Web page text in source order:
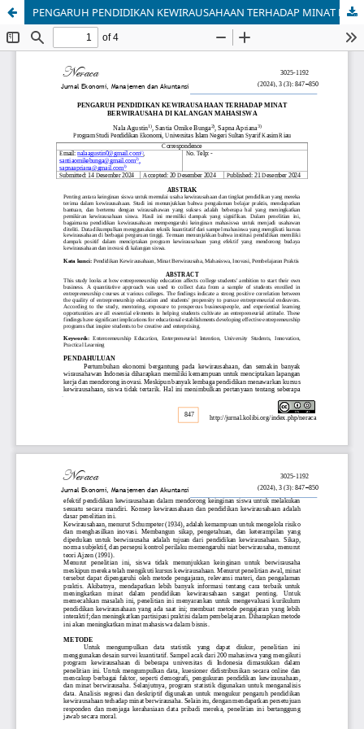
PENGARUH PENDIDIKAN KEWIRAUSAHAAN TERHADAP MINAT BERWIRAUSAHA DI KALANGAN MAHASISWA